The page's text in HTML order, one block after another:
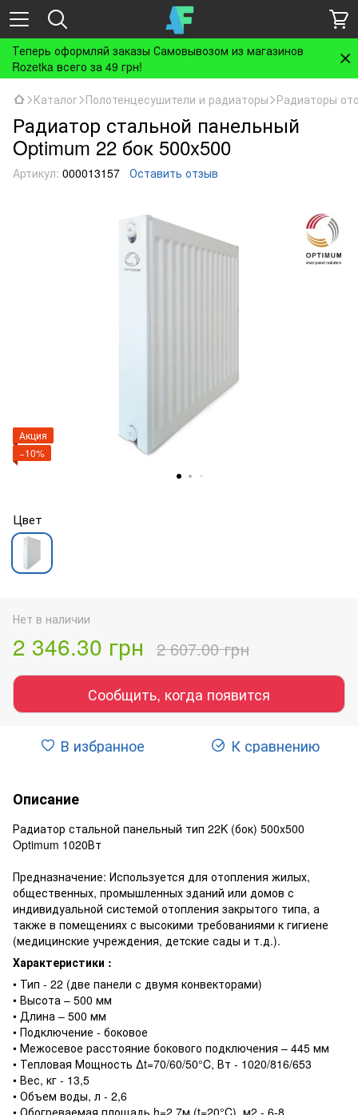
Теперь оформляй заказы Самовывозом из магазинов
Rozetka всего за 49 грн!
Каталог Полотенцесушители и радиаторы Радиаторы
Радиатор стальной панельный
Optimum 22 бок 500x500
Артикул: 000013157 Оставить отзыв
Акция
−10%
Цвет
Нет в наличии
2 346.30 грн 2 607.00 грн
Сообщить, когда появится
В избранное К сравнению
Описание
Радиатор стальной панельный тип 22K (бок) 500x500
Optimum 1020Вт
Предназначение: Используется для отопления жилых,
общественных, промышленных зданий или домов с
индивидуальной системой отопления закрытого типа, а
также в помещениях с высокими требованиями к гигиене
(медицинские учреждения, детские сады и т.д.).
Характеристики :
• Тип - 22 (две панели с двумя конвекторами)
• Высота – 500 мм
• Длина – 500 мм
• Подключение - боковое
• Межосевое расстояние бокового подключения – 445 мм
• Тепловая Мощность ∆t=70/60/50°C, Вт - 1020/816/653
• Вес, кг - 13,5
• Объем воды, л - 2,6
• Обогреваемая площадь h=2,7м (t=20°C), м2 - 6-8